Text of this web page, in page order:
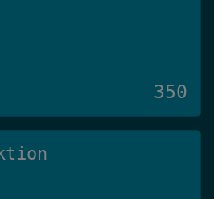
350